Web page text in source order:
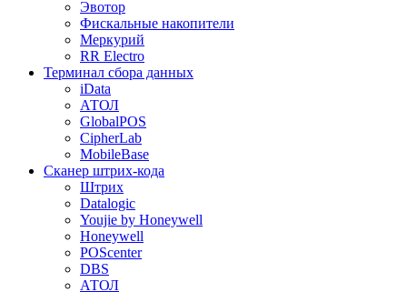
Эвотор
Фискальные накопители
Меркурий
RR Electro
Терминал сбора данных
iData
АТОЛ
GlobalPOS
CipherLab
MobileBase
Сканер штрих-кода
Штрих
Datalogic
Youjie by Honeywell
Honeywell
POScenter
DBS
АТОЛ